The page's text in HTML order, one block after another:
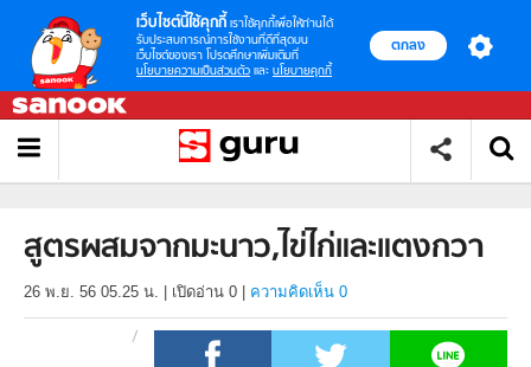
เว็บไซต์นี้ใช้คุกกี้ เราใช้คุกกี้เพื่อให้ท่านได้
รับประสบการณ์การใช้งานที่ดีที่สุดบน
เว็บไซต์ของเรา โปรดศึกษาเพิ่มเติมที่
นโยบายความเป็นส่วนตัว และ นโยบายคุกกี้
ตกลง
สูตรผสมจากมะนาว,ไข่ไก่และแตงกวา
26 พ.ย. 56 05.25 น. เปิดอ่าน 0 ความคิดเห็น 0